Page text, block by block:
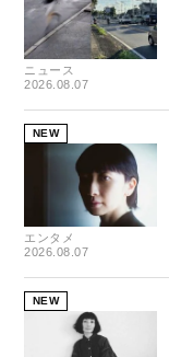
ニュース
2026.08.07
NEW
エンタメ
2026.08.07
NEW